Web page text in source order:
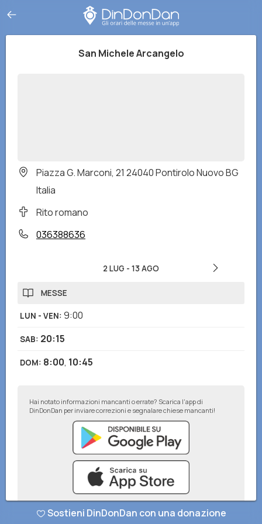
San Michele Arcangelo
Piazza G. Marconi, 21 24040 Pontirolo Nuovo BG
Italia
Rito romano
036388636
2 LUG - 13 AGO
MESSE
LUN - VEN: 9:00
SAB: 20:15
DOM: 8:00, 10:45
Hai notato informazioni mancanti o errate? Scarica l'app di
DinDonDan per inviare correzioni e segnalare chiese mancanti!
Sostieni DinDonDan con una donazione